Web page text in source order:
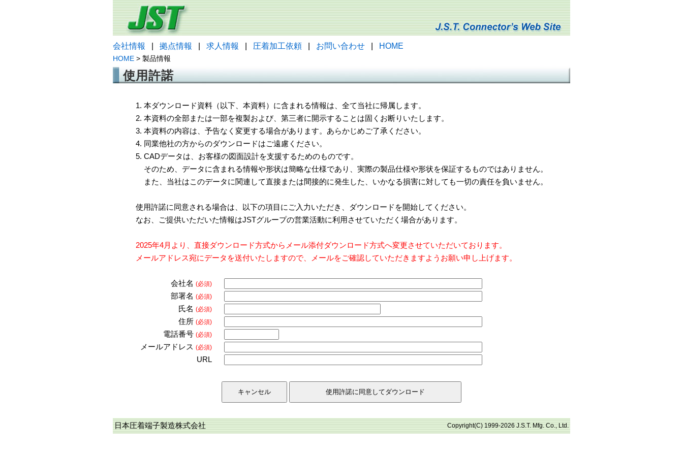
会社情報 拠点情報 求人情報 圧着加工依頼 お問い合わせ HOME
HOME > 製品情報
使用許諾
1. 本ダウンロード資料（以下、本資料）に含まれる情報は、全て当社に帰属します。
2. 本資料の全部または一部を複製および、第三者に開示することは固くお断りいたします。
3. 本資料の内容は、予告なく変更する場合があります。あらかじめご了承ください。
4. 同業他社の方からのダウンロードはご遠慮ください。
5. CADデータは、お客様の図面設計を支援するためのものです。
そのため、データに含まれる情報や形状は簡略な仕様であり、実際の製品仕様や形状を保証するものではありません。
また、当社はこのデータに関連して直接または間接的に発生した、いかなる損害に対しても一切の責任を負いません。
使用許諾に同意される場合は、以下の項目にご入力いただき、ダウンロードを開始してください。
なお、ご提供いただいた情報はJSTグループの営業活動に利用させていただく場合があります。
2025年4月より、直接ダウンロード方式からメール添付ダウンロード方式へ変更させていただいております。
メールアドレス宛にデータを送付いたしますので、メールをご確認していただきますようお願い申し上げます。
会社名 (必須)
部署名 (必須)
氏名 (必須)
住所 (必須)
電話番号 (必須)
メールアドレス (必須)
URL
日本圧着端子製造株式会社 Copyright(C) 1999-2026 J.S.T. Mfg. Co., Ltd.